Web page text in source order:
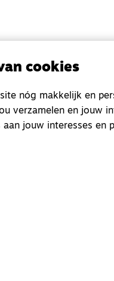
cookies
nóg makkelijk en
verzamelen en jouw
jouw interesses en